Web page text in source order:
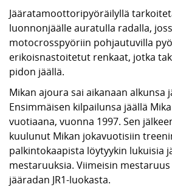
Jääratamoottoripyöräilyllä
luonnonjäälle auratulla radalla,
motocrosspyöriin pohjautuvilla
erikoisnastoitetut renkaat, jotka
pidon jäällä.
Mikan ajoura sai aikanaan alkunsa
Ensimmäisen kilpailunsa jäällä
vuotiaana, vuonna 1997. Sen
kuulunut Mikan jokavuotisiin
palkintokaapista löytyykin lukuisia
mestaruuksia. Viimeisin
jääradan JR1-luokasta.